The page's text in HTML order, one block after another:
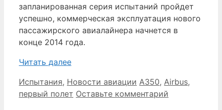
запланированная серия испытаний пройдет
успешно, коммерческая эксплуатация нового
пассажирского авиалайнера начнется в
конце 2014 года.
Читать далее
Рубрики
Испытания, Новости авиации Метки
A350, Airbus,
первый полет Оставьте комментарий